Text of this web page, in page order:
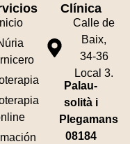
Inicio
Clínica
Calle de
Baix,
34-36
Local 3.
Palau-
solità i
Plegamans
08184